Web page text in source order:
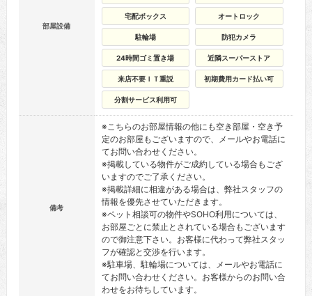
部屋設備
宅配ボックス オートロック
駐輪場 防犯カメラ
24時間ゴミ置き場 近隣スーパーストア
来店不要ＩＴ重説 初期費用カード払い可
分割サービス利用可
備考
※こちらのお部屋情報の他にも空き部屋・空き予
定のお部屋もございますので、メールやお電話に
てお問い合わせください。
※掲載している物件がご成約している場合もござ
いますのでご了承ください。
※掲載詳細に相違がある場合は、弊社スタッフの
情報を優先させていただきます。
※ペット相談可の物件やSOHO利用については、
お部屋ごとに禁止とされている場合もございます
ので御注意下さい。お客様に代わって弊社スタッ
フが確認と交渉を行います。
※駐車場、駐輪場については、メールやお電話に
てお問い合わせください。お客様からのお問い合
わせをお待ちしています。